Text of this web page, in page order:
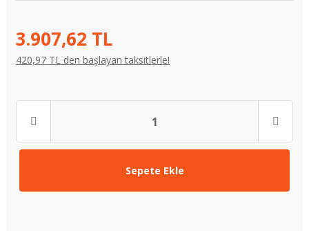
3.907,62 TL
420,97 TL den başlayan taksitlerle!
Sepete Ekle